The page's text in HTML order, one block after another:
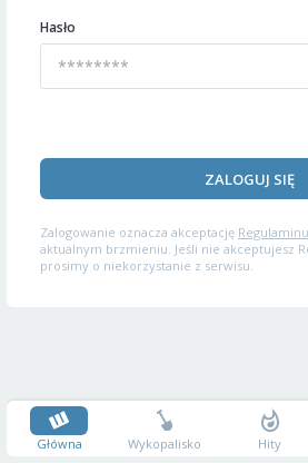
Hasło
ZALOGUJ SIĘ
Zalogowanie oznacza akceptację
aktualnym brzmieniu. Jeśli nie akceptujesz
prosimy o niekorzystanie z serwisu.
Główna Wykopalisko Hity